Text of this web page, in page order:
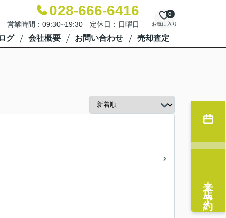
028-666-6416
営業時間：09:30~19:30 定休日：日曜日 お気に入り
0
グ 会社概要 お問い合わせ 売却査定
来店予約